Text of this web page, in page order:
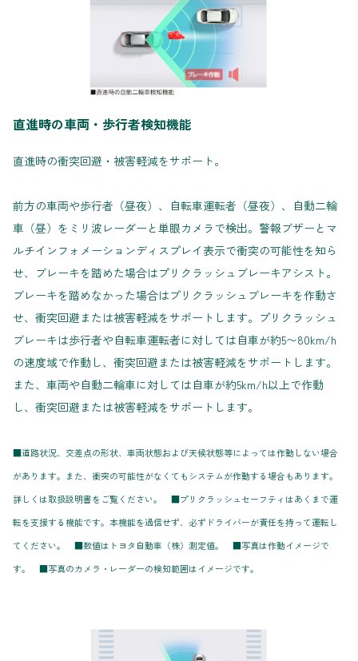
直進時の車両・歩行者検知機能
直進時の衝突回避・被害軽減をサポート。
前方の車両や歩行者（昼夜）、自転車運転者（昼夜）、自動二輪
車（昼）をミリ波レーダーと単眼カメラで検出。警報ブザーとマ
ルチインフォメーションディスプレイ表示で衝突の可能性を知ら
せ、ブレーキを踏めた場合はプリクラッシュブレーキアシスト。
ブレーキを踏めなかった場合はプリクラッシュブレーキを作動さ
せ、衝突回避または被害軽減をサポートします。プリクラッシュ
ブレーキは歩行者や自転車運転者に対しては自車が約5〜80km/h
の速度域で作動し、衝突回避または被害軽減をサポートします。
また、車両や自動二輪車に対しては自車が約5km/h以上で作動
し、衝突回避または被害軽減をサポートします。
■道路状況、交差点の形状、車両状態および天候状態等によっては作動しない場合
があります。また、衝突の可能性がなくてもシステムが作動する場合もあります。
詳しくは取扱説明書をご覧ください。 ■プリクラッシュセーフティはあくまで運
転を支援する機能です。本機能を過信せず、必ずドライバーが責任を持って運転し
てください。 ■数値はトヨタ自動車（株）測定値。 ■写真は作動イメージで
す。 ■写真のカメラ・レーダーの検知範囲はイメージです。